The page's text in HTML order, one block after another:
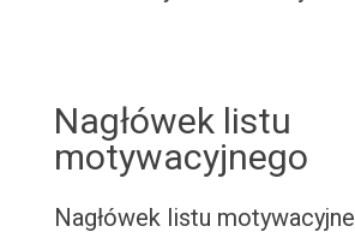
Nagłówek listu
motywacyjnego
Nagłówek listu